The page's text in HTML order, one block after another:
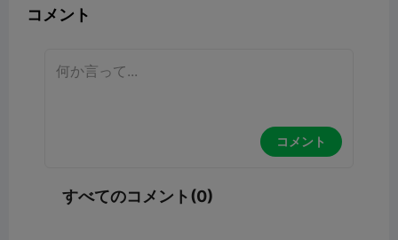
コメント
コメント
すべてのコメント(0)